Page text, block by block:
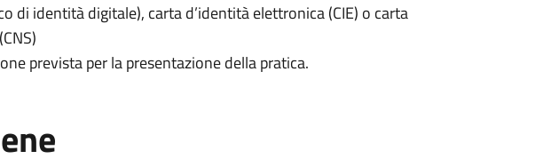
di identità digitale), carta d’identità elettronica (CIE) o carta
prevista per la presentazione della pratica.